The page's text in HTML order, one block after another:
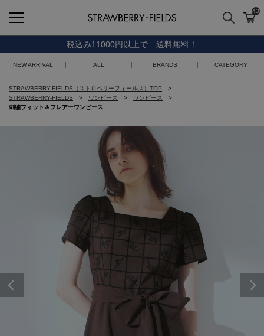
STRAWBERRY-FIELDS
検索 カ
43
税込み11000円以上で 送料無料！
NEW ARRIVAL ALL BRANDS CATEGORY
STRAWBERRY-FIELDS（ストロベリーフィールズ）TOP
STRAWBERRY-FIELDS
ワンピース
ワンピース
刺繍フィット＆フレアーワンピース